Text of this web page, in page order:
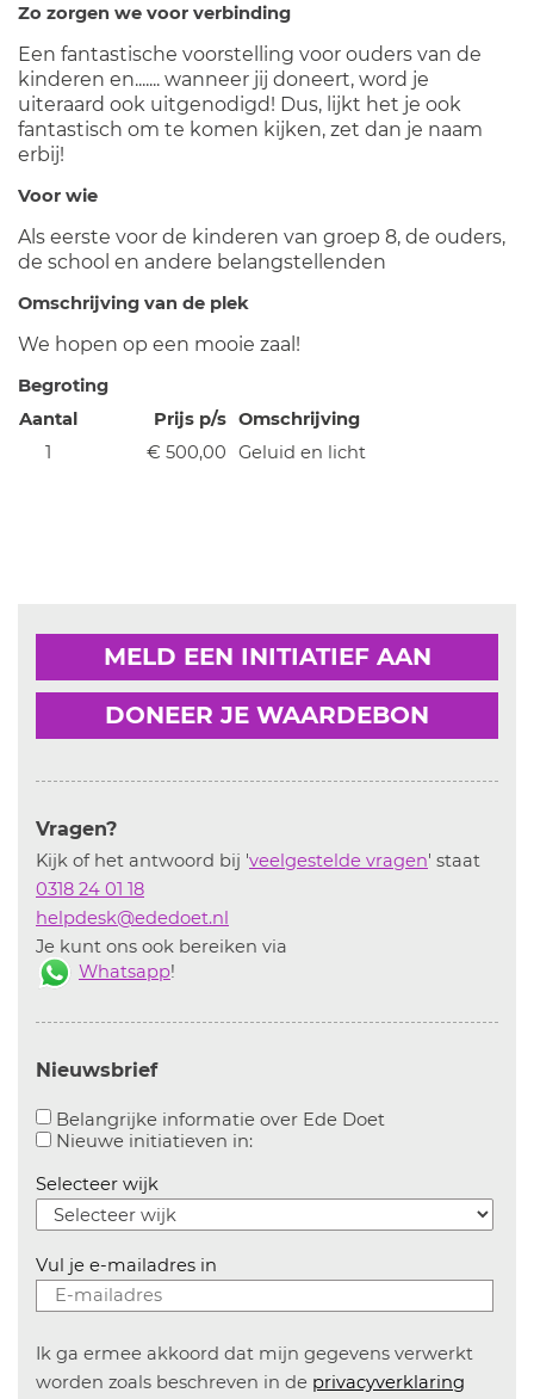
Zo zorgen we voor verbinding
Een fantastische voorstelling voor ouders van de
kinderen en....... wanneer jij doneert, word je
uiteraard ook uitgenodigd! Dus, lijkt het je ook
fantastisch om te komen kijken, zet dan je naam
erbij!
Voor wie
Als eerste voor de kinderen van groep 8, de ouders,
de school en andere belangstellenden
Omschrijving van de plek
We hopen op een mooie zaal!
Begroting
Aantal
Prijs p/s Omschrijving
1
€ 500,00 Geluid en licht
MELD EEN INITIATIEF AAN
DONEER JE WAARDEBON
Vragen?
Kijk of het antwoord bij 'veelgestelde vragen' staat
0318 24 01 18
helpdesk@ededoet.nl
Je kunt ons ook bereiken via
Whatsapp!
Nieuwsbrief
Belangrijke informatie over Ede Doet
Nieuwe initiatieven in:Aanvinken om informatie over
Selecteer wijk
Vul je e-mailadres in
Ik ga ermee akkoord dat mijn gegevens verwerkt
worden zoals beschreven in de privacyverklaring